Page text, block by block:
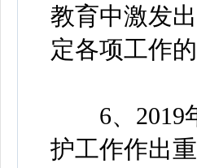
教育中激发
定各项工作
6、2019年
护工作作出